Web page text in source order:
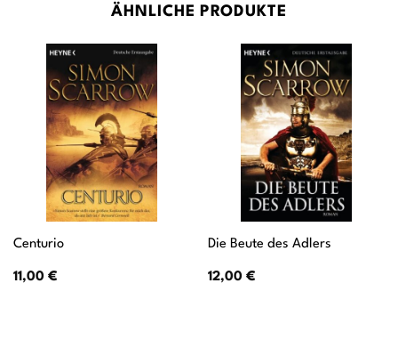
ÄHNLICHE PRODUKTE
Centurio
11,00 €
Die Beute des Adlers
12,00 €